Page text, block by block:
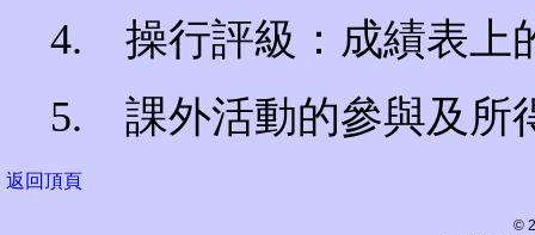
4. 操行評級：成績表上
5. 課外活動的參與及所
返回頂頁
©